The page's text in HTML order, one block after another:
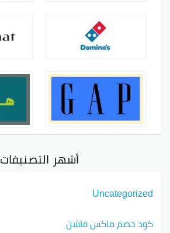
أشهر التصنيفات
Uncategorized
كود خصم ماكس فاشن